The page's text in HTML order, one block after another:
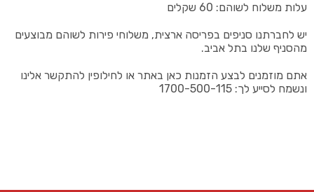
עלות משלוח לשוהם: 60 שקלים
יש לחברתנו סניפים בפריסה ארצית, משלוחי פירות לשוהם מבוצעים
מהסניף שלנו בתל אביב.
אתם מוזמנים לבצע הזמנות כאן באתר או לחילופין להתקשר אלינו
ונשמח לסייע לך: 1700-500-115